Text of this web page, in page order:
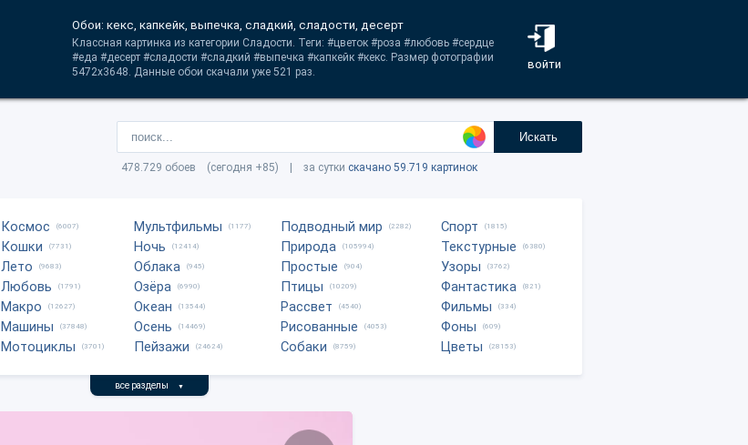
войти
Обои: кекс, капкейк, выпечка, сладкий, сладости, десерт
Классная картинка из категории Сладости. Теги: #цветок #роза #любовь #сердце
#еда #десерт #сладости #сладкий #выпечка #капкейк #кекс. Размер фотографии
5472x3648. Данные обои скачали уже 521 раз.
Искать
478.729 обоев (сегодня +85) | за сутки скачано 59.719 картинок
Космос (6007)
Кошки (7731)
Лето (9683)
Любовь (1791)
Макро (12627)
Машины (37848)
Мотоциклы (3701)
Мультфильмы (1177)
Ночь (12414)
Облака (945)
Озёра (6990)
Океан (13544)
Осень (14469)
Пейзажи (24624)
Подводный мир (2282)
Природа (105994)
Простые (904)
Птицы (10209)
Рассвет (4540)
Рисованные (4053)
Собаки (8759)
Спорт (1815)
Текстурные (6380)
Узоры (3762)
Фантастика (821)
Фильмы (334)
Фоны (609)
Цветы (28153)
все разделы ▼